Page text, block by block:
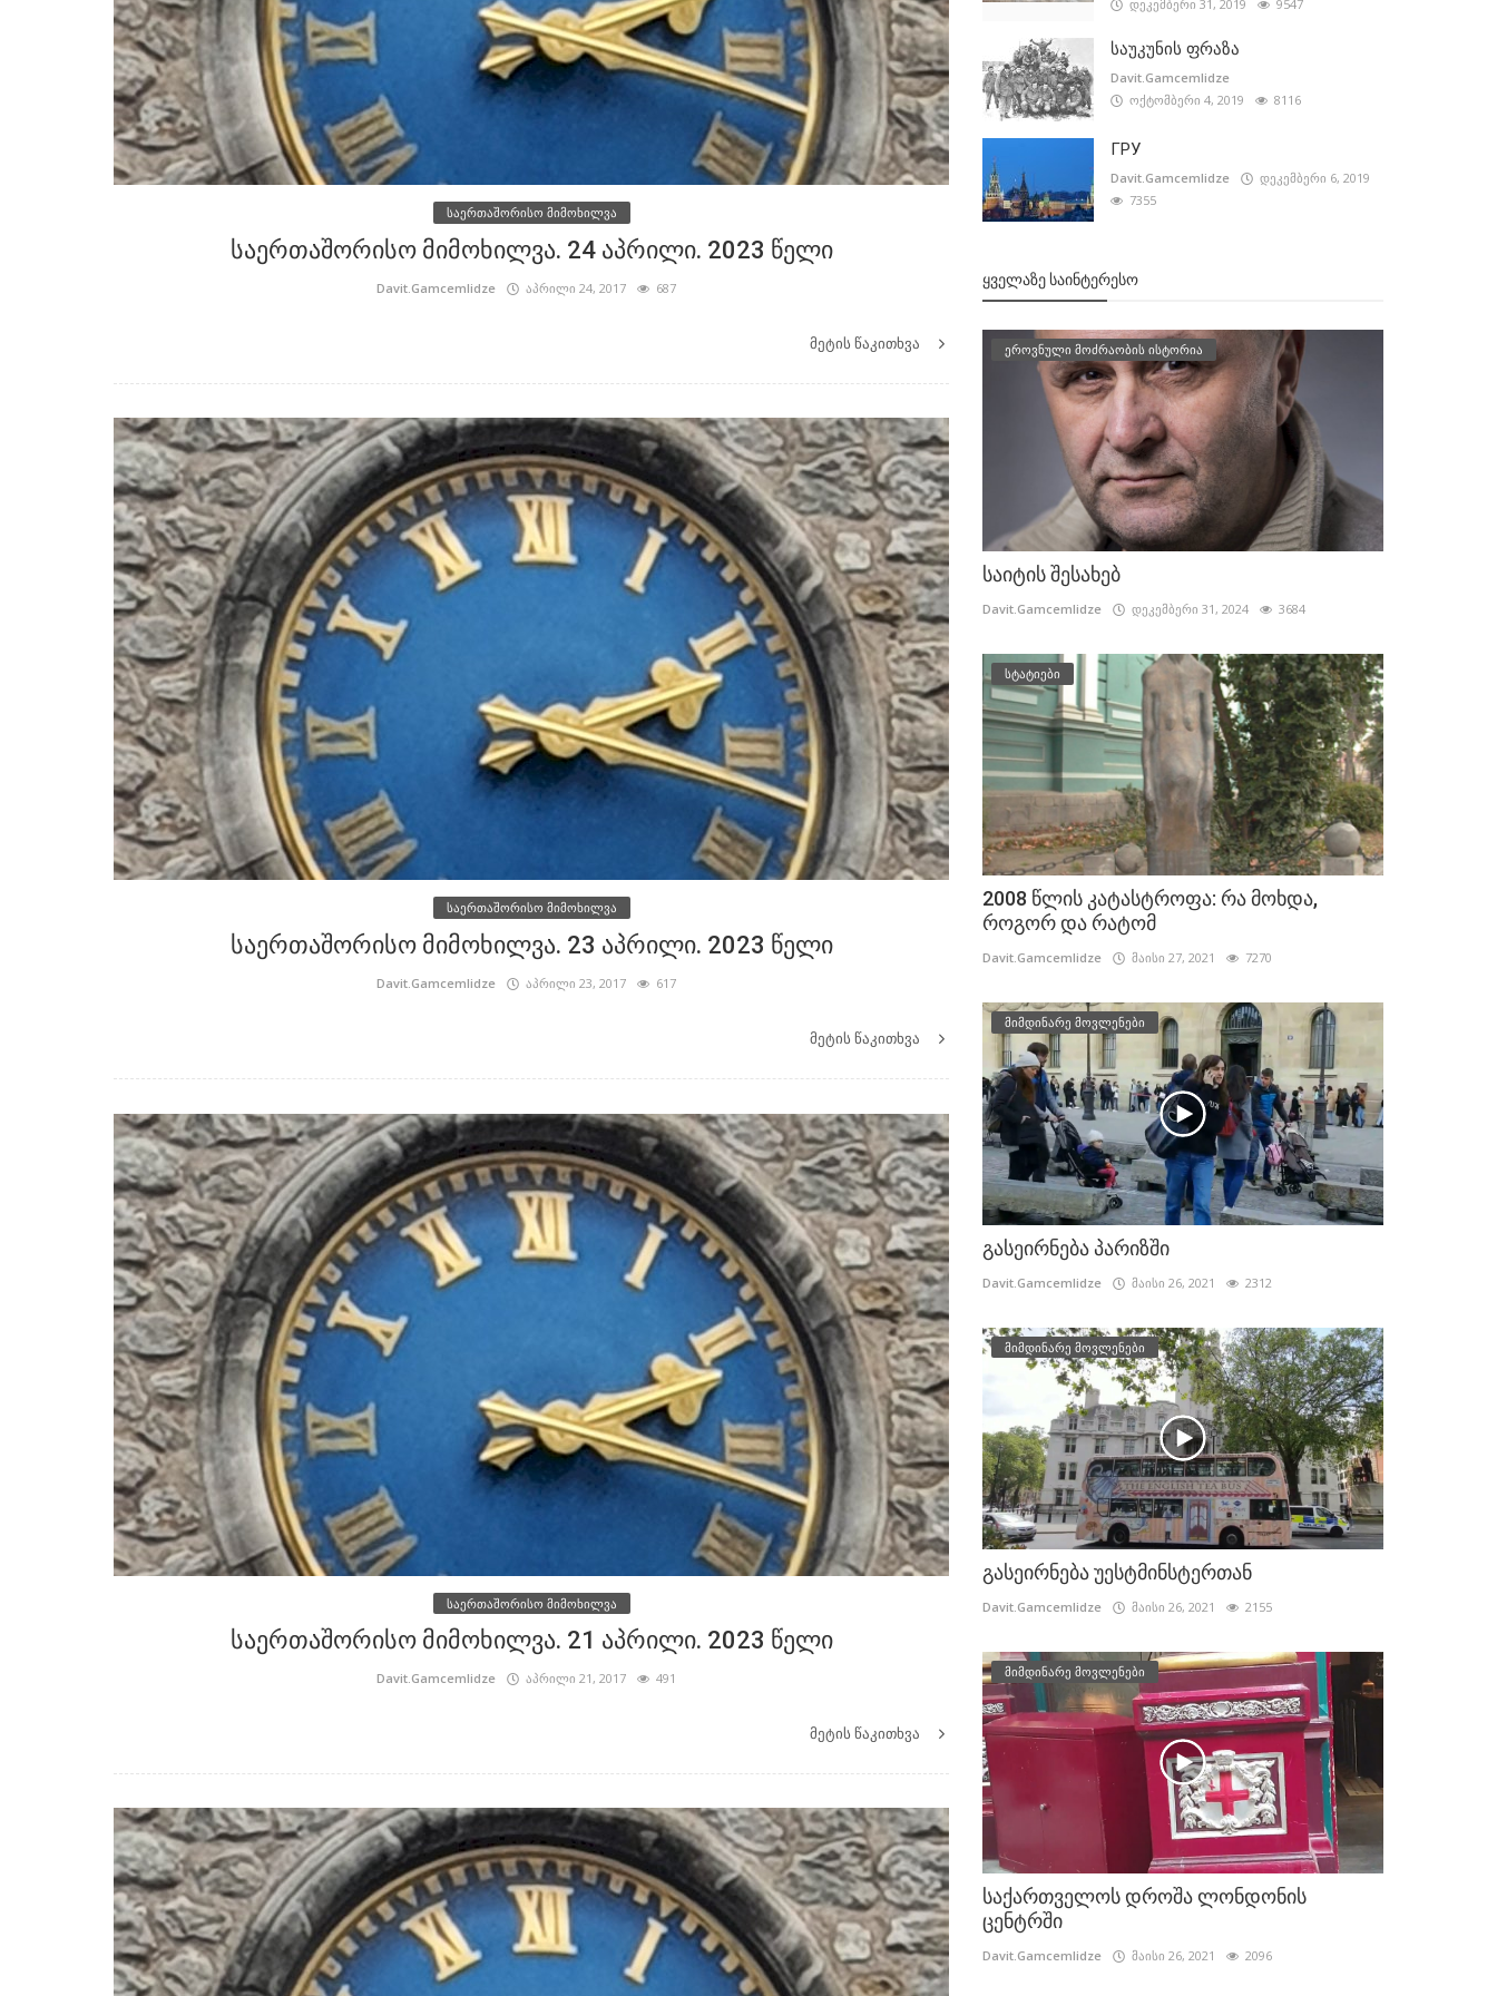
საერთაშორისო მიმოხილვა
საერთაშორისო მიმოხილვა. 24 აპრილი. 2023 წელი
Davit.Gamcemlidze აპრილი 24, 2017 687
მეტის წაკითხვა
საერთაშორისო მიმოხილვა
საერთაშორისო მიმოხილვა. 23 აპრილი. 2023 წელი
Davit.Gamcemlidze აპრილი 23, 2017 617
მეტის წაკითხვა
საერთაშორისო მიმოხილვა
საერთაშორისო მიმოხილვა. 21 აპრილი. 2023 წელი
Davit.Gamcemlidze აპრილი 21, 2017 491
მეტის წაკითხვა
დეკემბერი 31, 2019
9547
საუკუნის ფრაზა
Davit.Gamcemlidze
ოქტომბერი 4, 2019
8116
ГРУ
Davit.Gamcemlidze
დეკემბერი 6, 2019
7355
ᲧᲕᲔᲚᲐᲖᲔ ᲡᲐᲘᲜᲢᲔᲠᲔᲡᲝ
ეროვნული მოძრაობის ისტორია
საიტის შესახებ
Davit.Gamcemlidze დეკემბერი 31, 2024 3684
სტატიები
2008 წლის კატასტროფა: რა მოხდა,
როგორ და რატომ
Davit.Gamcemlidze მაისი 27, 2021 7270
მიმდინარე მოვლენები
გასეირნება პარიზში
Davit.Gamcemlidze მაისი 26, 2021 2312
მიმდინარე მოვლენები
გასეირნება უესტმინსტერთან
Davit.Gamcemlidze მაისი 26, 2021 2155
მიმდინარე მოვლენები
საქართველოს დროშა ლონდონის
ცენტრში
Davit.Gamcemlidze მაისი 26, 2021 2096